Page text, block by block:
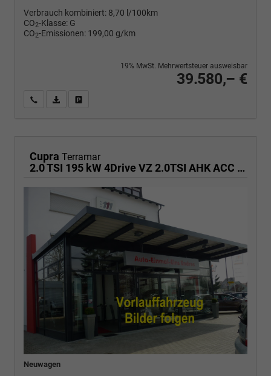
Verbrauch kombiniert: 8,70 l/100km
CO2-Klasse: G
CO2-Emissionen: 199,00 g/km
39.580,– €
19% MwSt. Mehrwertsteuer ausweisbar
Wir rufen Sie anPDF-Fahrzeugexposé drucken
Cupra Terramar
2.0 TSI 195 kW 4Drive VZ 2.0TSI AHK ACC el. Hk Pano GV5/100TKM
Neuwagen